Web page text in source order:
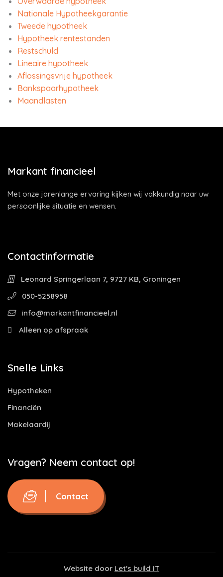
Nationale Hypotheekgarantie
Tweede hypotheek
Hypotheek rentestanden
Restschuld
Lineaire hypotheek
Aflossingsvrije hypotheek
Bankspaarhypotheek
Maandlasten
Markant financieel
Met onze jarenlange ervaring kijken wij vakkundig naar uw
persoonlijke situatie en wensen.
Contactinformatie
Leonard Springerlaan 7, 9727 KB, Groningen
050-5258958
info@markantfinancieel.nl
Alleen op afspraak
Snelle Links
Hypotheken
Financiën
Makelaardij
Vragen? Neem contact op!
Contact
Website door Let's build IT